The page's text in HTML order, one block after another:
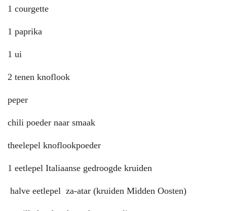
1 courgette
1 paprika
1 ui
2 tenen knoflook
peper
chili poeder naar smaak
theelepel knoflookpoeder
1 eetlepel Italiaanse gedroogde kruiden
halve eetlepel za-atar (kruiden Midden Oosten)